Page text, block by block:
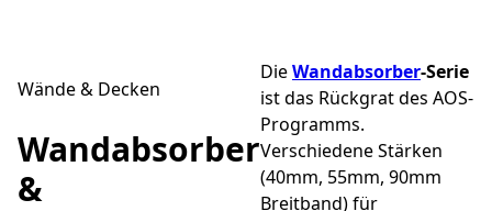
Wände & Decken
Wandabsorber
&
DieWandabsorber-Serie
ist das Rückgrat des AOS-
Programms.
Verschiedene Stärken
(40mm, 55mm, 90mm
Breitband) für